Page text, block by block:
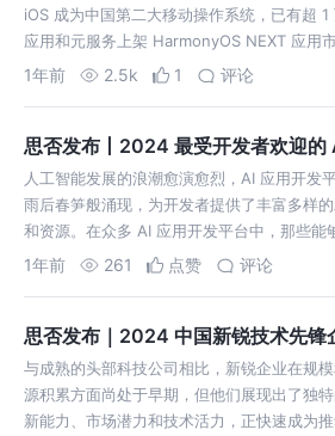
iOS 成为中国第二大移动操作系统，已有超 1
应用和元服务上架 HarmonyOS NEXT 应用市
满足了消费者 99.9% 的使用时长。 与此同
1年前 2.5k 1 评论
思否发布丨2024 最受开发者欢迎的
人工智能发展的浪潮愈演愈烈，AI 应用开发
雨后春笋般涌现，为开发者提供了丰富多样
和资源。在众多 AI 应用开发平台中，那些能
得开发者广泛认可与使用的平台，无疑是推动
1年前 261 点赞 评论
思否发布｜2024 中国新锐技术先锋
与成熟的头部科技公司相比，新锐企业在规
源积累方面尚处于早期，但他们展现出了独
新能力、市场潜力和技术活力，正快速成为